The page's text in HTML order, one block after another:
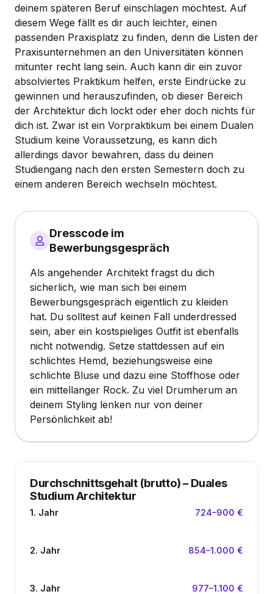
deinem späteren Beruf einschlagen möchtest. Auf
diesem Wege fällt es dir auch leichter, einen
passenden Praxisplatz zu finden, denn die Listen der
Praxisunternehmen an den Universitäten können
mitunter recht lang sein. Auch kann dir ein zuvor
absolviertes Praktikum helfen, erste Eindrücke zu
gewinnen und herauszufinden, ob dieser Bereich
der Architektur dich lockt oder eher doch nichts für
dich ist. Zwar ist ein Vorpraktikum bei einem Dualen
Studium keine Voraussetzung, es kann dich
allerdings davor bewahren, dass du deinen
Studiengang nach den ersten Semestern doch zu
einem anderen Bereich wechseln möchtest.
Dresscode im
Bewerbungsgespräch
Als angehender Architekt fragst du dich
sicherlich, wie man sich bei einem
Bewerbungsgespräch eigentlich zu kleiden
hat. Du solltest auf keinen Fall underdressed
sein, aber ein kostspieliges Outfit ist ebenfalls
nicht notwendig. Setze stattdessen auf ein
schlichtes Hemd, beziehungsweise eine
schlichte Bluse und dazu eine Stoffhose oder
ein mittellanger Rock. Zu viel Drumherum an
deinem Styling lenken nur von deiner
Persönlichkeit ab!
Durchschnittsgehalt (brutto)– Duales
Studium Architektur
1. Jahr 724–900 €
2. Jahr 854–1.000 €
3. Jahr 977–1.100 €